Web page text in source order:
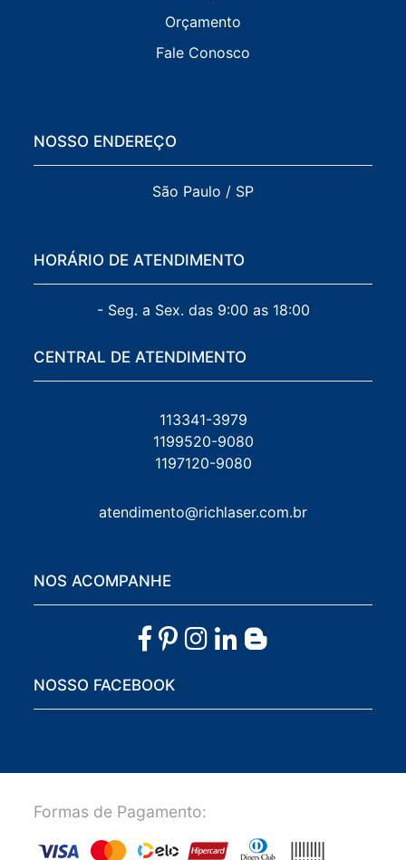
Orçamento
Fale Conosco
NOSSO ENDEREÇO
São Paulo / SP
HORÁRIO DE ATENDIMENTO
- Seg. a Sex. das 9:00 as 18:00
CENTRAL DE ATENDIMENTO
113341-3979
1199520-9080
1197120-9080
atendimento@richlaser.com.br
NOS ACOMPANHE
NOSSO FACEBOOK
Formas de Pagamento: